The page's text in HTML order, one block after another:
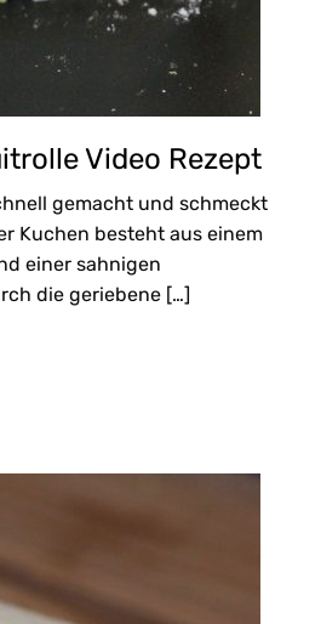
Video Rezept
gemacht und schmeckt
Kuchen besteht aus einem
einer sahnigen
die geriebene […]